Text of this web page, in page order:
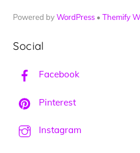
Powered byWordPress •Themify
Social
Facebook
Pinterest
Instagram